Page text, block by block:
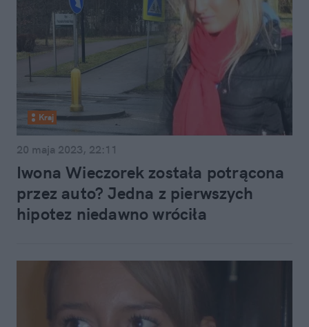
Kraj
20 maja 2023, 22:11
Iwona Wieczorek została potrącona
przez auto? Jedna z pierwszych
hipotez niedawno wróciła